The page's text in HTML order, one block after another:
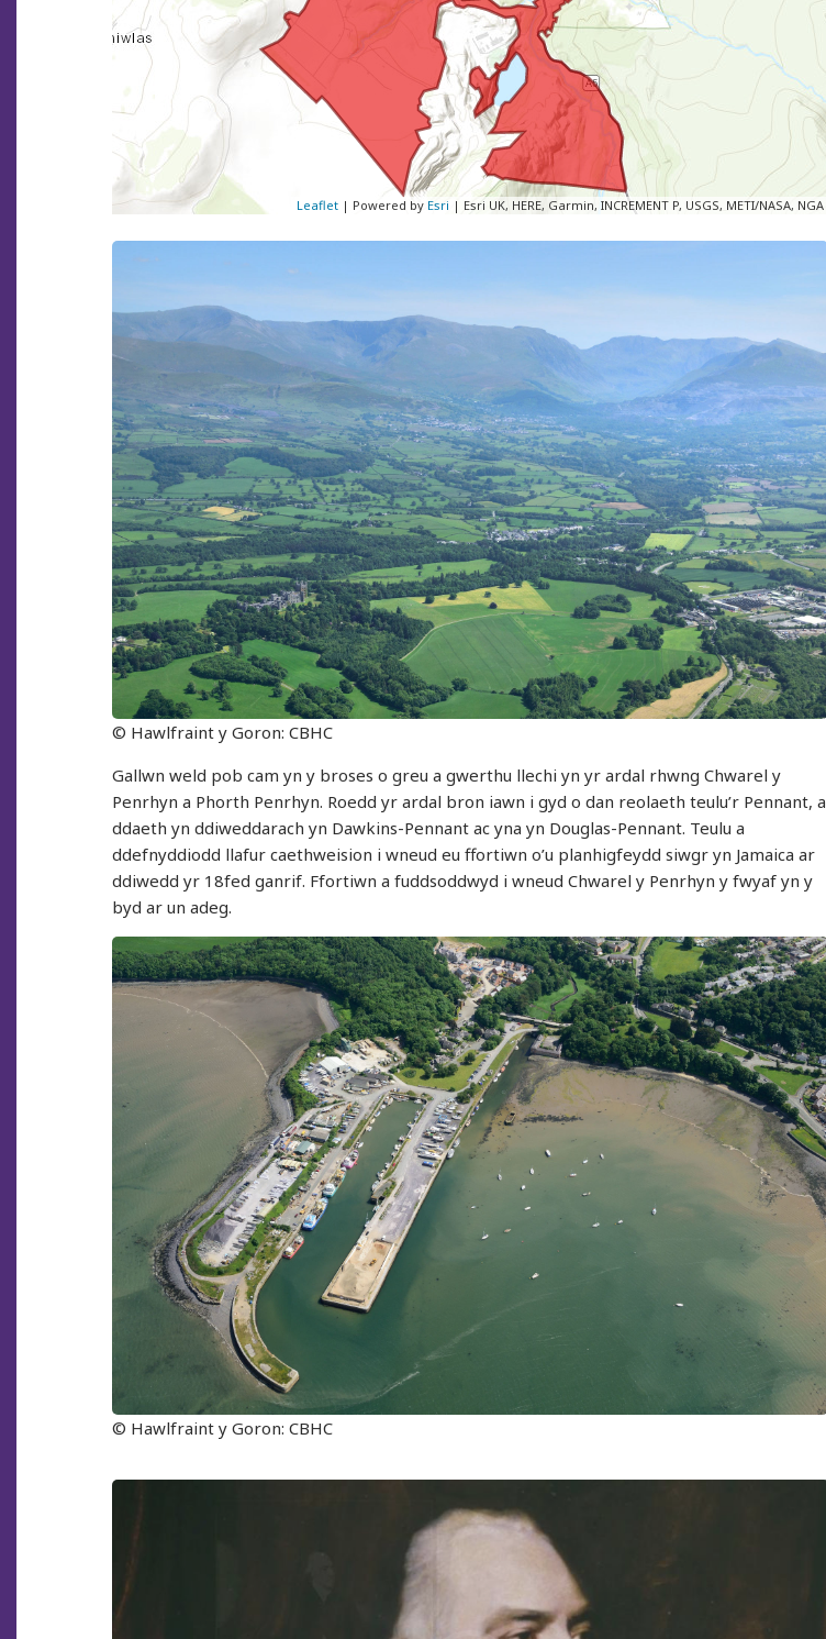
Leaflet| Powered by Esri | Esri UK, HERE, Garmin, INCREMENT P, USGS, METI/NASA, NGA
© Hawlfraint y Goron: CBHC
Gallwn weld pob cam yn y broses o greu a gwerthu llechi yn yr ardal rhwng Chwarel y
Penrhyn a Phorth Penrhyn. Roedd yr ardal bron iawn i gyd o dan reolaeth teulu’r Pennant, a
ddaeth yn ddiweddarach yn Dawkins-Pennant ac yna yn Douglas-Pennant. Teulu a
ddefnyddiodd llafur caethweision i wneud eu ffortiwn o’u planhigfeydd siwgr yn Jamaica ar
ddiwedd yr 18fed ganrif. Ffortiwn a fuddsoddwyd i wneud Chwarel y Penrhyn y fwyaf yn y
byd ar un adeg.
© Hawlfraint y Goron: CBHC